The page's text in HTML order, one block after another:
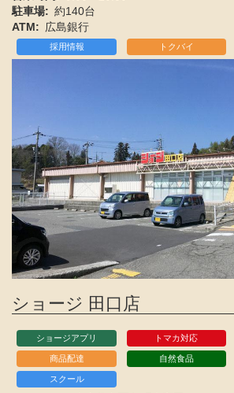
駐車場
約140台
ATM
広島銀行
採用情報 トクバイ
ショージ 田口店
ショージアプリ トマカ対応
商品配達 自然食品
スクール